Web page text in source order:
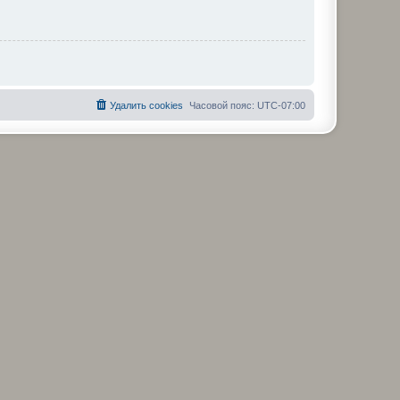
Часовой пояс: UTC-07:00
Удалить cookies